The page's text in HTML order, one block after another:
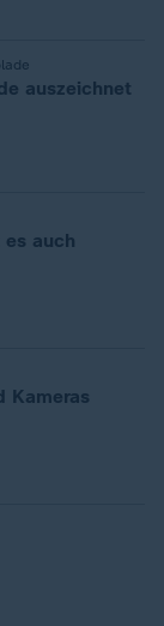
auszeichnet
auch
Kameras